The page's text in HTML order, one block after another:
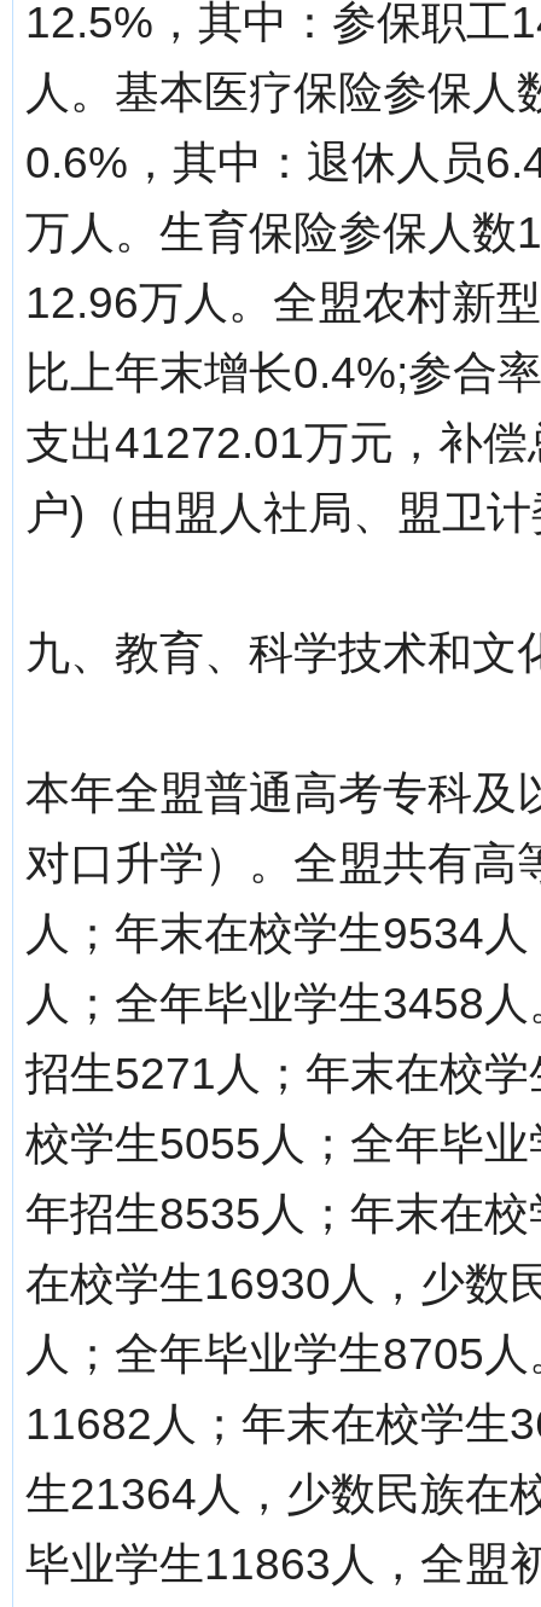
12.5%，其中：参保职工
人。基本医疗保险参保
0.6%，其中：退休人员
万人。生育保险参保人数
12.96万人。全盟农村新
比上年末增长0.4%;参合
支出41272.01万元，补
户)（由盟人社局、盟卫
九、教育、科学技术和文
本年全盟普通高考专科及
对口升学）。全盟共有高
人；年末在校学生9534
人；全年毕业学生3458
招生5271人；年末在校
校学生5055人；全年毕
年招生8535人；年末在
在校学生16930人，少数
人；全年毕业学生8705
11682人；年末在校学生
生21364人，少数民族在
毕业学生11863人，全盟